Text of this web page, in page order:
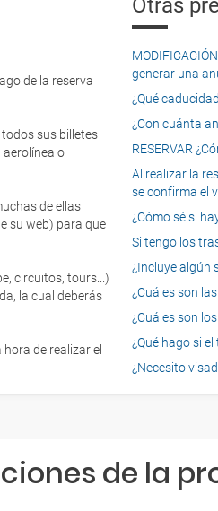
de la reserva
sus billetes
o
de ellas
su web) para que
circuitos, tours...)
la cual deberás
de realizar el
Otras
generar una
¿Qué
¿Con cuánta
RESERVAR
Al realizar la
se confirma el
¿Cómo sé si
Si tengo los
¿Incluye algún
¿Cuáles son
¿Cuáles son
¿Qué hago si
¿Necesito
de la